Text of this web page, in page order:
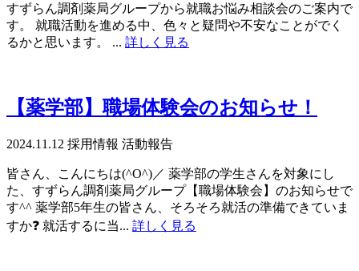
すずらん調剤薬局グループから就職お悩み相談会のご案内で
す。 就職活動を進める中、色々と疑問や不安なことがでく
るかと思います。 ... 詳しく見る
【薬学部】職場体験会のお知らせ！
2024.11.12 採用情報 活動報告
皆さん、こんにちは(^O^)／ 薬学部の学生さんを対象にし
た、すずらん調剤薬局グループ【職場体験会】のお知らせで
す^^ 薬学部5年生の皆さん、そろそろ就活の準備できていま
すか❓ 就活するに当... 詳しく見る